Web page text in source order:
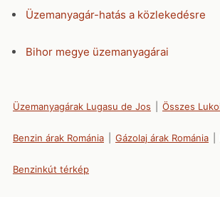
Üzemanyagár-hatás a közlekedésre
Bihor megye üzemanyagárai
Üzemanyagárak Lugasu de Jos Összes
Benzin árak Románia Gázolaj árak Románia
Benzinkút térkép